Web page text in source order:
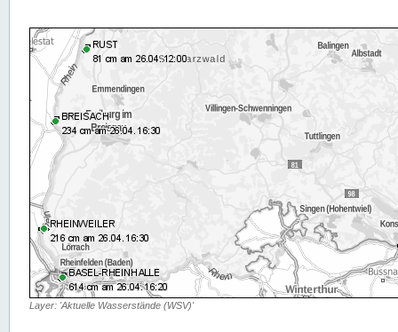
Layer: 'Aktuelle Wasserstände (WSV)'